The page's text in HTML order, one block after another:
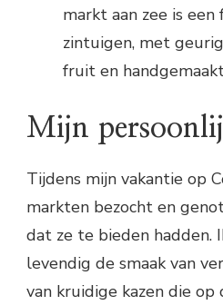
markt aan zee is
zintuigen, met
fruit en
Mijn
Tijdens mijn vakantie op
markten bezocht en
dat ze te bieden hadden.
levendig de smaak van
van kruidige kazen die